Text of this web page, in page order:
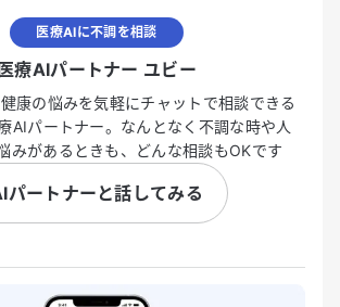
医療AIに不調を相談
療AIパートナー ユビー
康の悩みを気軽にチャットで相談できる
AIパートナー。なんとなく不調な時や人
みがあるときも、どんな相談もOKです
パートナーと話してみる